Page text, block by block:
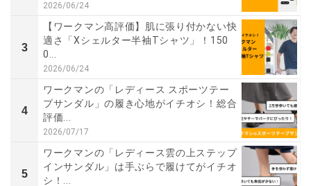
2026/06/24
3
【ワークマン高評価】肌に張り付かない快
適さ「Xシェルター半袖Tシャツ」！150
0...
2026/06/24
4
ワークマンの「レディース スポーツテー
プサンダル」の履き心地がイチオシ！総合
評価...
2026/07/17
5
ワークマンの「レディース雲の上ステップ
インサンダル」は手ぶらで履けてがイチオ
シ！...